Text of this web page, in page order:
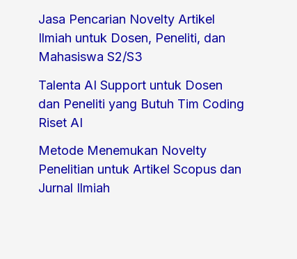
r
:
Jasa Pencarian Novelty Artikel
Ilmiah untuk Dosen, Peneliti, dan
Mahasiswa S2/S3
Talenta AI Support untuk Dosen
dan Peneliti yang Butuh Tim Coding
Riset AI
Metode Menemukan Novelty
Penelitian untuk Artikel Scopus dan
Jurnal Ilmiah